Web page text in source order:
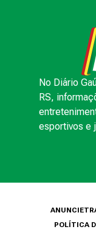
No Diário
RS,
esportivos e
ANUNCIE
POLÍTICA